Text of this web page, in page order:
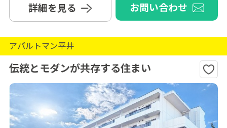
詳細を見る お問い合わせ
アパルトマン平井
伝統とモダンが共存する住まい